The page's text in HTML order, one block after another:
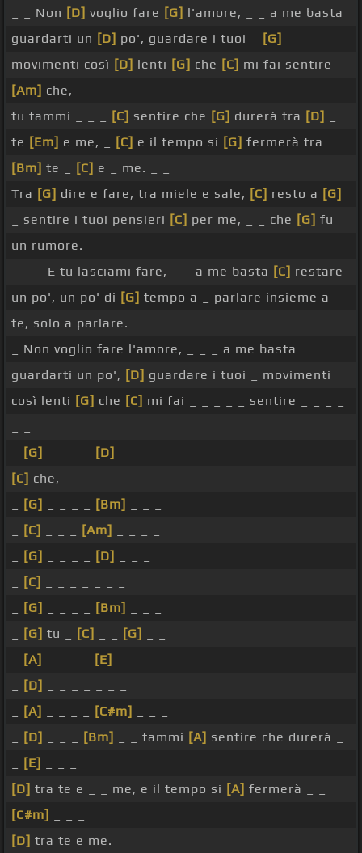
_ _ Non [D] voglio fare [G] l'amore, _ _ a me basta
guardarti un [D] po', guardare i tuoi _
[G]
movimenti così [D] lenti [G] che [C] mi fai sentire _
[Am] che,
tu fammi _ _ _
[C] sentire che [G] durerà tra [D]
te [Em] e me, _ [C] e il tempo si [G] fermerà tra
[Bm] te _ [C] e _ me. _ _
Tra [G] dire e fare, tra miele e sale, [C] resto a [G]
_ sentire i tuoi pensieri [C] per me, _ _ che [G] fu
un rumore.
_ _ _ E tu lasciami fare, _ _ a me basta [C] restare
un po', un po' di [G] tempo a _ parlare insieme a
te, solo a parlare.
_ Non voglio fare l'amore, _ _ _ a me basta
guardarti un po', [D] guardare i tuoi _ movimenti
così lenti [G] che [C] mi fai _ _ _ _ _ sentire _ _ _ _
[G] [D]
[C] che, _ _ _ _ _ _
[G] [Bm]
[C] [Am]
[G] [D]
[C]
[G] [Bm]
[G] tu _ [C] [G]
[A] [E]
[D]
[A] [C#m]
[D] [Bm] _ _ fammi [A] sentire che durerà _
[E]
[D] tra te e _ _ me, e il tempo si [A] fermerà _ _
[C#m]
[D] tra te e me.